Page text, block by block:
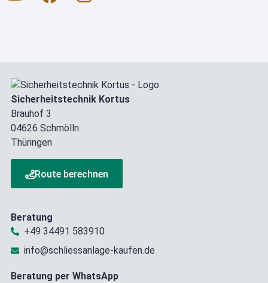
Sicherheitstechnik Kortus
Brauhof 3
04626 Schmölln
Thüringen
Route berechnen
Beratung
+49 34491 583910
info@schliessanlage-kaufen.de
Beratung per WhatsApp